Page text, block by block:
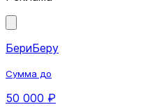
БериБеру
Сумма до
50 000 ₽